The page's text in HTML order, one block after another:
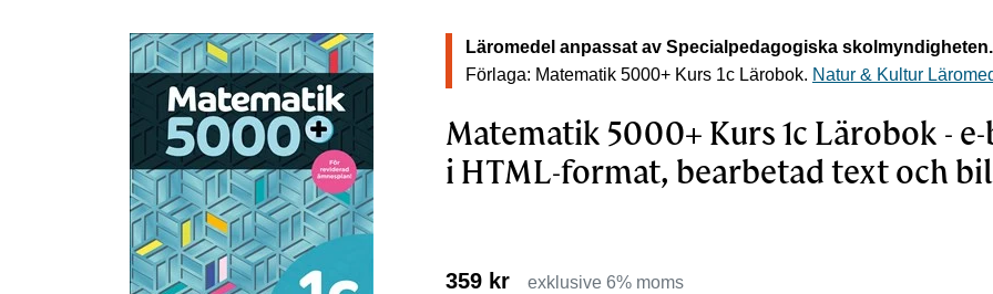
Läromedel anpassat av Specialpedagogiska skolmyndigheten.
Förlaga: Matematik 5000+ Kurs 1c Lärobok. Natur & Kultur
Matematik 5000+ Kurs 1c Lärobok -
i HTML-format, bearbetad text och
359 kr exklusive 6% moms